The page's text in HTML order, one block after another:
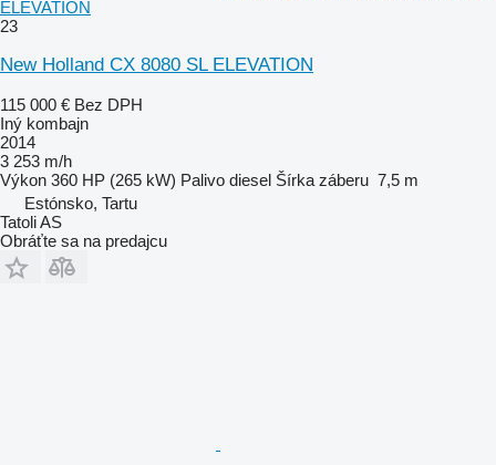
ELEVATION
23
New Holland CX 8080 SL ELEVATION
115 000 € Bez DPH
Iný kombajn
2014
3 253 m/h
Výkon 360 HP (265 kW) Palivo diesel Šírka záberu 7,5 m
Estónsko, Tartu
Tatoli AS
Obráťte sa na predajcu